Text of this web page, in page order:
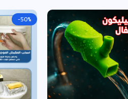
-50%